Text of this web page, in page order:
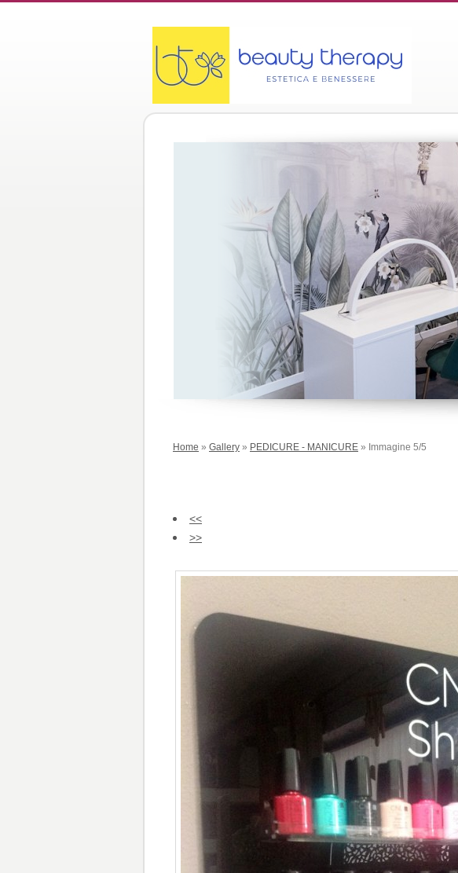
Home » Gallery » PEDICURE - MANICURE » Immagine 5/5
<<
>>